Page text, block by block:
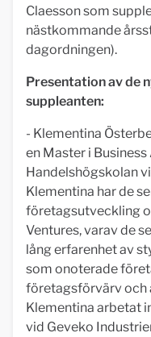
Claesson som
nästkommande
dagordningen).
Presentation av de
suppleanten:
- Klementina
en Master i
Handelshögskolan
Klementina har de
företagsutveckling
Ventures, varav de
lång erfarenhet av
som onoterade
företagsförvärv och
Klementina arbetat
vid Geveko